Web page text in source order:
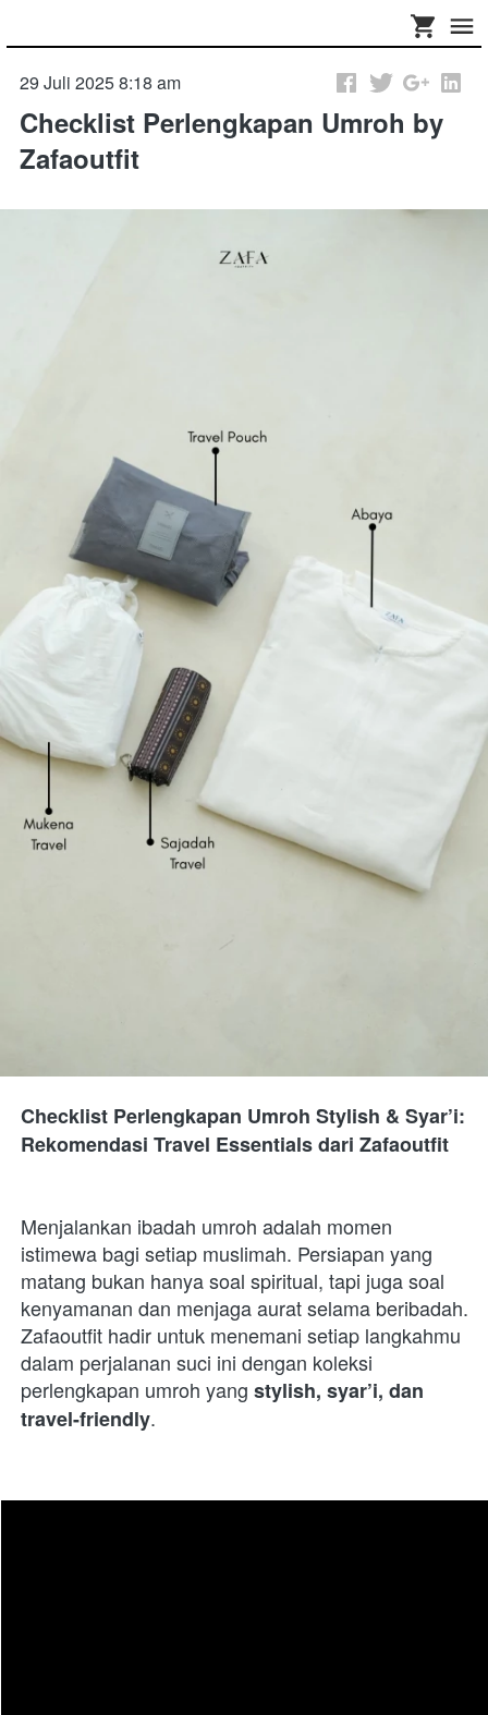
29 Juli 2025 8:18 am
Checklist Perlengkapan Umroh by
Zafaoutfit
Checklist Perlengkapan Umroh Stylish & Syar’i:
Rekomendasi Travel Essentials dari Zafaoutfit
Menjalankan ibadah umroh adalah momen
istimewa bagi setiap muslimah. Persiapan yang
matang bukan hanya soal spiritual, tapi juga soal
kenyamanan dan menjaga aurat selama beribadah.
Zafaoutfit hadir untuk menemani setiap langkahmu
dalam perjalanan suci ini dengan koleksi
perlengkapan umroh yang stylish, syar’i, dan
travel-friendly.